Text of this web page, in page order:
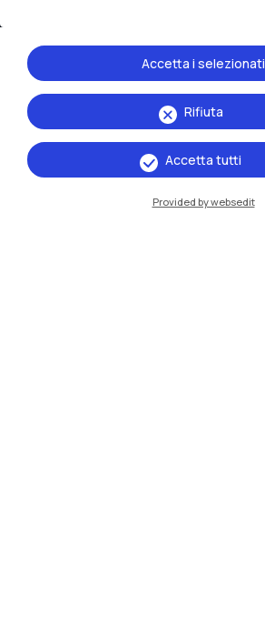
IT EN
Sedi
Milano Leonardo
Rifiuta
Accetta i selezionati
Accetta tutti
Provided by websedit